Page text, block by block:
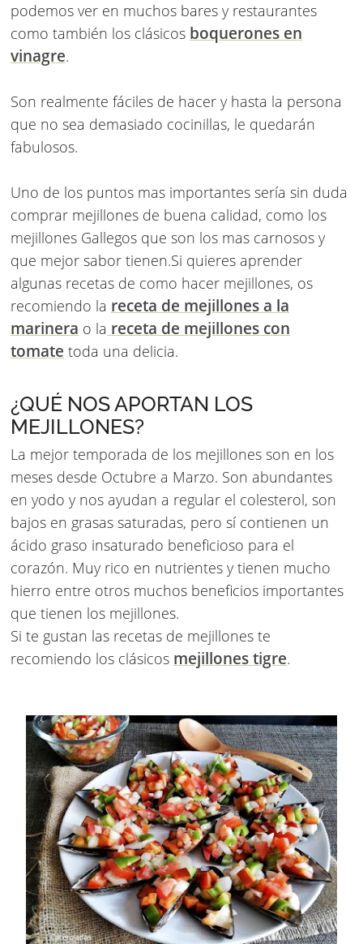
podemos ver en muchos bares y restaurantes
como también los clásicos boquerones en
vinagre.
Son realmente fáciles de hacer y hasta la persona
que no sea demasiado cocinillas, le quedarán
fabulosos.
Uno de los puntos mas importantes sería sin duda
comprar mejillones de buena calidad, como los
mejillones Gallegos que son los mas carnosos y
que mejor sabor tienen.Si quieres aprender
algunas recetas de como hacer mejillones, os
recomiendo la receta de mejillones a la
marinera o la receta de mejillones con
tomate toda una delicia.
¿QUÉ NOS APORTAN LOS
MEJILLONES?
La mejor temporada de los mejillones son en los
meses desde Octubre a Marzo. Son abundantes
en yodo y nos ayudan a regular el colesterol, son
bajos en grasas saturadas, pero sí contienen un
ácido graso insaturado beneficioso para el
corazón. Muy rico en nutrientes y tienen mucho
hierro entre otros muchos beneficios importantes
que tienen los mejillones.
Si te gustan las recetas de mejillones te
recomiendo los clásicos mejillones tigre.